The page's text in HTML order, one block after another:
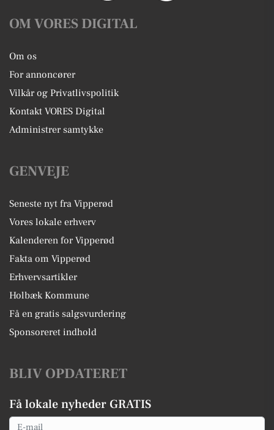
OM VORES DIGITAL
Om os
For annoncører
Vilkår og Privatlivspolitik
Kontakt VORES Digital
Administrer samtykke
GENVEJE
Seneste nyt fra Vipperød
Vores lokale erhverv
Kalenderen for Vipperød
Fakta om Vipperød
Erhvervsartikler
Holbæk Kommune
Få en gratis salgsvurdering
Sponsoreret indhold
BLIV OPDATERET
Få lokale nyheder GRATIS
Email